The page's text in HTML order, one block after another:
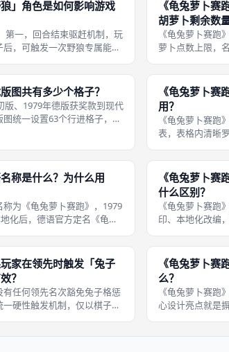
」角色是如何影响游戏
第一，回合结束驱赶机制，玩
，可触发一次野狼专属能
，立刻结算新落地格子效
格、胡萝
《龟兔萝卜赛
胡萝卜剩余数
《龟兔萝卜赛跑
萝卜点数上限，
点，第四名40点
双人、多人标准
图共有多少个格子？
版、1979年德版获奖款到现代
统一设置63个行进格子，该
《龟兔萝卜赛
用？
《龟兔萝卜赛跑
表，表格内清晰
成都桌游对局算
助工具，开局每
称是什么？为什么用
称为《龟兔萝卜赛跑》，1979
化后，德语官方定名《龟兔
于本土民间童话文化差异，
《龟兔萝卜赛
什么区别？
《龟兔萝卜赛跑
印、本地化改编
版《龟兔萝卜赛
码头简体
家在领先时触发「兔子
？
有任何领先名次豁免兔子格惩
硬性触发机制，仅以棋子落
《龟兔萝卜赛
么？
《龟兔萝卜赛跑
心设计亮点就是